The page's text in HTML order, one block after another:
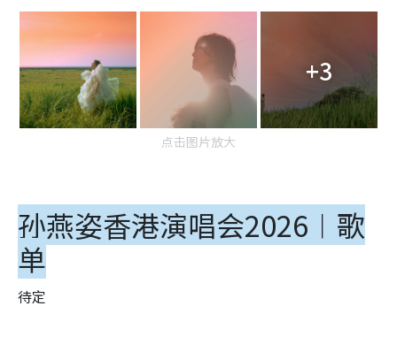
+3
点击图片放大
孙燕姿香港演唱会2026︱ 歌
单
待定